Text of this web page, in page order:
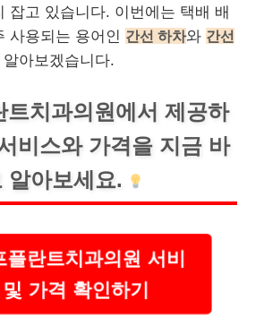
잡고 있습니다. 이번에는 택배 배
사용되는 용어인 간선 하차와 간선
아보겠습니다.
트치과의원에서 제공하
비스와 가격을 지금 바
알아보세요.
란트치과의원 서비
가격 확인하기